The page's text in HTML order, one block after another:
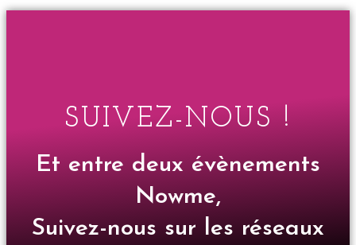
SUIVEZ-NOUS !
Et entre deux évènements
Nowme,
Suivez-nous sur les réseaux